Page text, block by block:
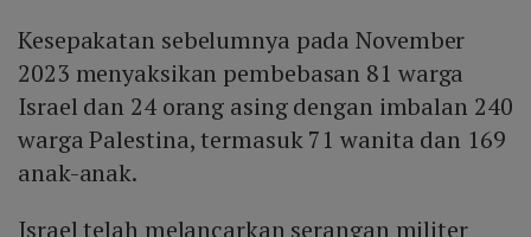
Kesepakatan sebelumnya pada November
2023 menyaksikan pembebasan 81 warga
Israel dan 24 orang asing dengan imbalan 240
warga Palestina, termasuk 71 wanita dan 169
anak-anak.
Israel telah melancarkan serangan militer